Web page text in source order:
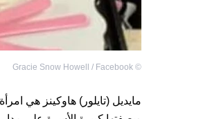
©
Gracie Snow Howell / Facebook